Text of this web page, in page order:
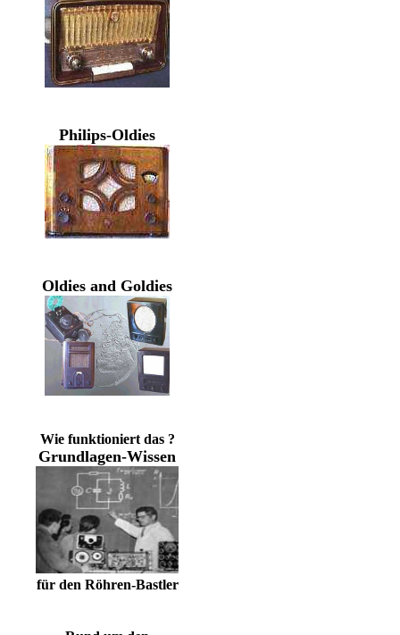
Philips-Oldies
Oldies and Goldies
Wie funktioniert das ?
Grundlagen-Wissen
für den Röhren-Bastler